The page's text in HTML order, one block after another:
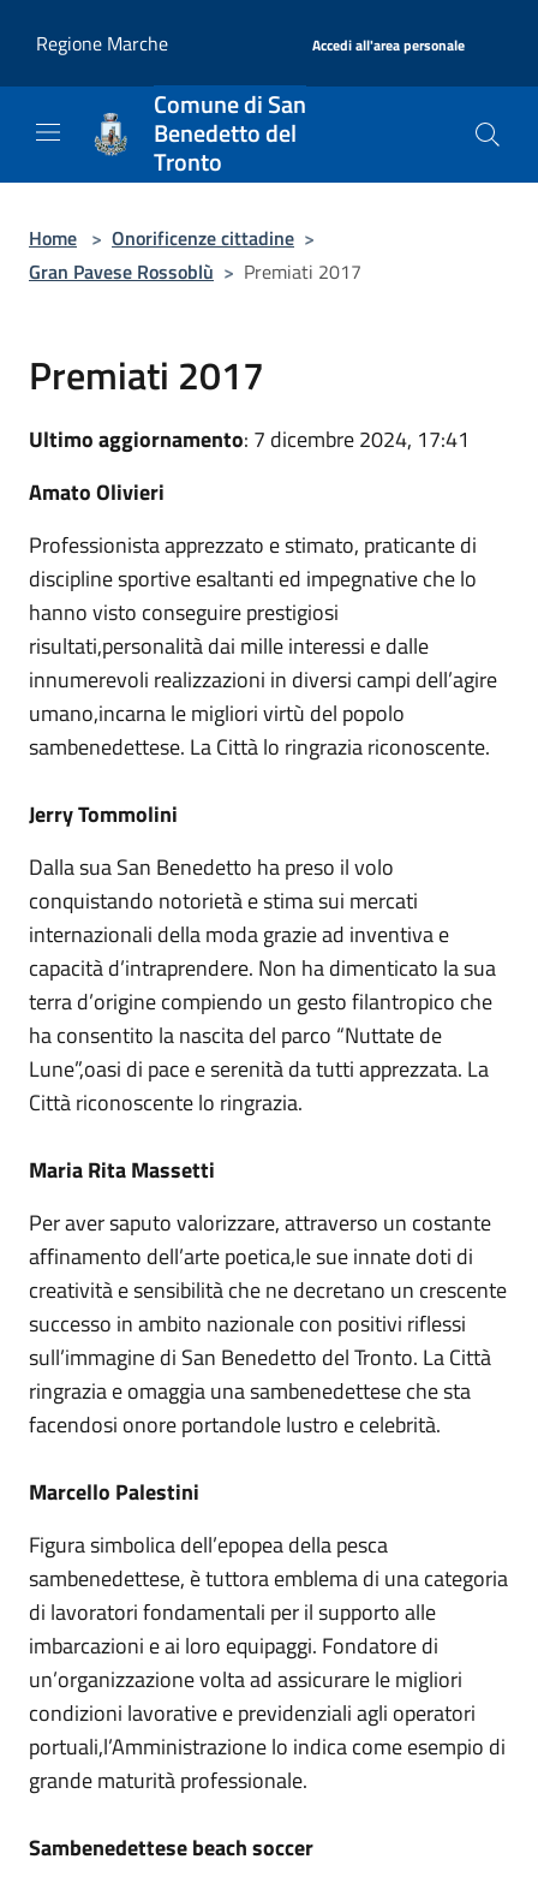
Regione Marche
Accedi all'area personale
Comune di San
Benedetto del
Tronto
Home > Onorificenze cittadine >
Gran Pavese Rossoblù > Premiati 2017
Premiati 2017
Ultimo aggiornamento: 7 dicembre 2024, 17:41
Amato Olivieri
Professionista apprezzato e stimato, praticante di
discipline sportive esaltanti ed impegnative che lo
hanno visto conseguire prestigiosi
risultati,personalità dai mille interessi e dalle
innumerevoli realizzazioni in diversi campi dell’agire
umano,incarna le migliori virtù del popolo
sambenedettese. La Città lo ringrazia riconoscente.
Jerry Tommolini
Dalla sua San Benedetto ha preso il volo
conquistando notorietà e stima sui mercati
internazionali della moda grazie ad inventiva e
capacità d’intraprendere. Non ha dimenticato la sua
terra d’origine compiendo un gesto filantropico che
ha consentito la nascita del parco “Nuttate de
Lune”,oasi di pace e serenità da tutti apprezzata. La
Città riconoscente lo ringrazia.
Maria Rita Massetti
Per aver saputo valorizzare, attraverso un costante
affinamento dell’arte poetica,le sue innate doti di
creatività e sensibilità che ne decretano un crescente
successo in ambito nazionale con positivi riflessi
sull’immagine di San Benedetto del Tronto. La Città
ringrazia e omaggia una sambenedettese che sta
facendosi onore portandole lustro e celebrità.
Marcello Palestini
Figura simbolica dell’epopea della pesca
sambenedettese, è tuttora emblema di una categoria
di lavoratori fondamentali per il supporto alle
imbarcazioni e ai loro equipaggi. Fondatore di
un’organizzazione volta ad assicurare le migliori
condizioni lavorative e previdenziali agli operatori
portuali,l’Amministrazione lo indica come esempio di
grande maturità professionale.
Sambenedettese beach soccer